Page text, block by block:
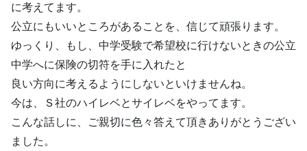
に考えてます。
公立にもいいところがあることを、信じて頑張ります。
ゆっくり、もし、中学受験で希望校に行けないときの公立
中学へに保険の切符を手に入れたと
良い方向に考えるようにしないといけませんね。
今は、Ｓ社のハイレベとサイレベをやってます。
こんな話しに、ご親切に色々答えて頂きありがとうござい
ました。